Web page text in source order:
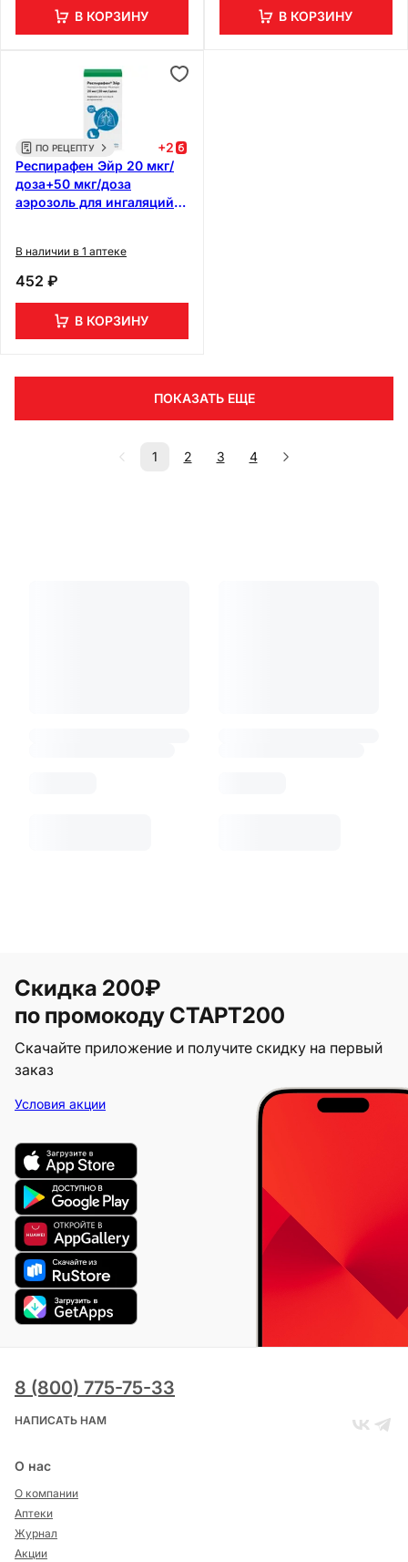
В КОРЗИНУ В КОРЗИНУ
ПО РЕЦЕПТУ +2
Респирафен Эйр 20 мкг/
доза+50 мкг/доза
аэрозоль для ингаляций
В наличии в 1 аптеке
452 ₽
В КОРЗИНУ
ПОКАЗАТЬ ЕЩЕ
1 2 3 4
Скидка 200₽
по промокоду СТАРТ200
Скачайте приложение и получите скидку на первый
заказ
Условия акции
8 (800) 775-75-33
НАПИСАТЬ НАМ
О нас
О компании
Аптеки
Журнал
Акции